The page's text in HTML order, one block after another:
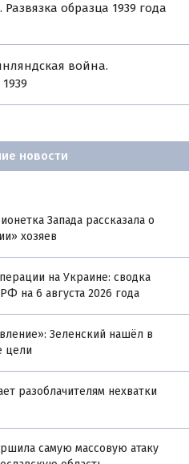
образца 1939 года
война.
новости
Запада рассказала о
хозяев
на Украине: сводка
на 6 августа 2026 года
Зеленский нашёл в
цели
разоблачителям нехватки
самую массовую атаку